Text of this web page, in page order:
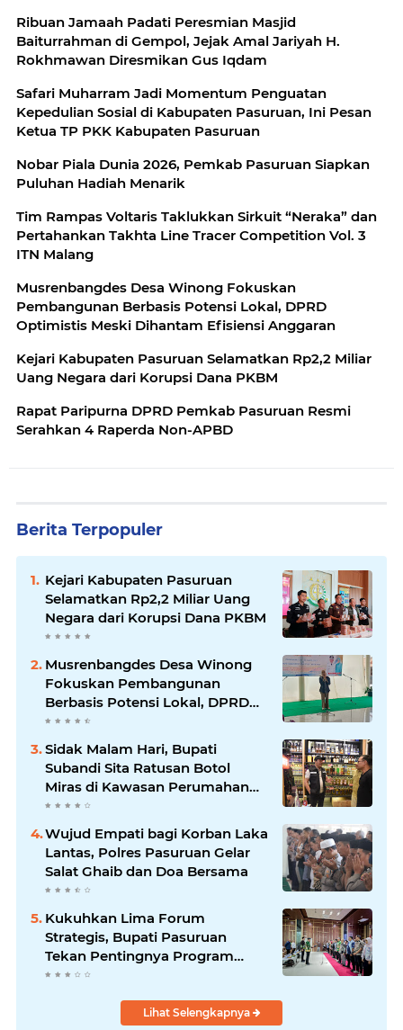
Ribuan Jamaah Padati Peresmian Masjid
Baiturrahman di Gempol, Jejak Amal Jariyah H.
Rokhmawan Diresmikan Gus Iqdam
Safari Muharram Jadi Momentum Penguatan
Kepedulian Sosial di Kabupaten Pasuruan, Ini Pesan
Ketua TP PKK Kabupaten Pasuruan
Nobar Piala Dunia 2026, Pemkab Pasuruan Siapkan
Puluhan Hadiah Menarik
Tim Rampas Voltaris Taklukkan Sirkuit “Neraka” dan
Pertahankan Takhta Line Tracer Competition Vol. 3
ITN Malang
Musrenbangdes Desa Winong Fokuskan
Pembangunan Berbasis Potensi Lokal, DPRD
Optimistis Meski Dihantam Efisiensi Anggaran
Kejari Kabupaten Pasuruan Selamatkan Rp2,2 Miliar
Uang Negara dari Korupsi Dana PKBM
Rapat Paripurna DPRD Pemkab Pasuruan Resmi
Serahkan 4 Raperda Non-APBD
Berita Terpopuler
Kejari Kabupaten Pasuruan
Selamatkan Rp2,2 Miliar Uang
Negara dari Korupsi Dana PKBM
Musrenbangdes Desa Winong
Fokuskan Pembangunan
Berbasis Potensi Lokal, DPRD
Optimistis Meski Dihantam
Sidak Malam Hari, Bupati
Subandi Sita Ratusan Botol
Miras di Kawasan Perumahan
Sidoarjo
Wujud Empati bagi Korban Laka
Lantas, Polres Pasuruan Gelar
Salat Ghaib dan Doa Bersama
Kukuhkan Lima Forum
Strategis, Bupati Pasuruan
Tekan Pentingnya Program
Nyata untuk Rakyat
Lihat Selengkapnya